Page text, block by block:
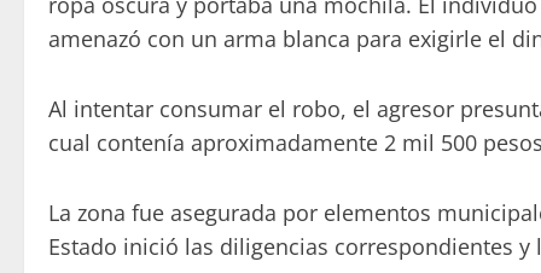
amenazó con un arma blanca para exigirle el
Al intentar consumar el robo, el agresor
cual contenía aproximadamente 2 mil 500
La zona fue asegurada por elementos
Estado inició las diligencias correspondientes